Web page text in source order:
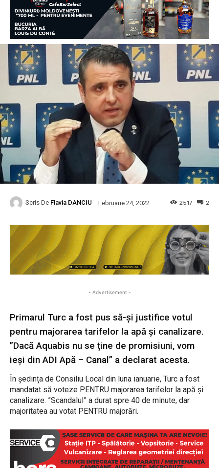
Scris De Flavia DANCIU Februarie 24, 2022 2
2517
- Advertisement -
Primarul Turc a fost pus să-și justifice votul
pentru majorarea tarifelor la apă și canalizare.
”Dacă Aquabis nu se ține de promisiuni, vom
ieși din ADI Apă – Canal” a declarat acesta.
În ședința de Consiliu Local din luna ianuarie, Turc a fost
mandatat să voteze PENTRU majorarea tarifelor la apă și
canalizare. ”Scandalul” a durat spre 40 de minute, dar
majoritatea au votat PENTRU majorări.